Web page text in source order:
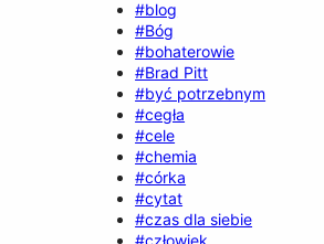
#blog
#Bóg
#bohaterowie
#Brad Pitt
#być potrzebnym
#cegła
#cele
#chemia
#córka
#cytat
#czas dla siebie
#człowiek